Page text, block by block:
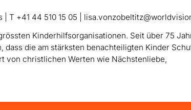
T +41 44 510 15 05 |
Kinderhilfsorganisationen. Seit über 75
dass die am stärksten benachteiligten Kinder
von christlichen Werten wie Nächstenliebe,